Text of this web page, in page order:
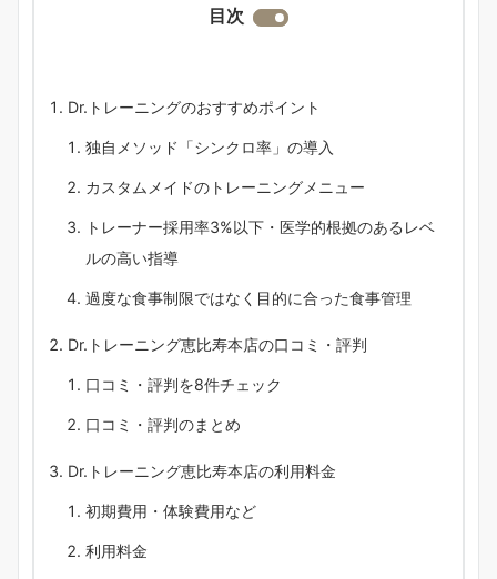
目次
Dr.トレーニングのおすすめポイント
独自メソッド「シンクロ率」の導入
カスタムメイドのトレーニングメニュー
トレーナー採用率3%以下・医学的根拠のあるレベ
ルの高い指導
過度な食事制限ではなく目的に合った食事管理
Dr.トレーニング恵比寿本店の口コミ・評判
口コミ・評判を8件チェック
口コミ・評判のまとめ
Dr.トレーニング恵比寿本店の利用料金
初期費用・体験費用など
利用料金